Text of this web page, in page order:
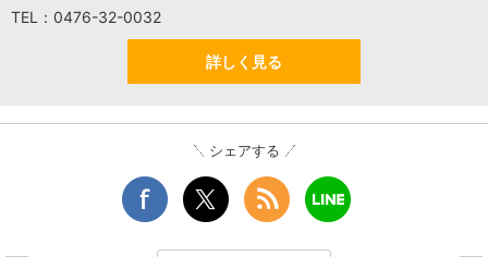
TEL：0476-32-0032
詳しく見る
シェアする